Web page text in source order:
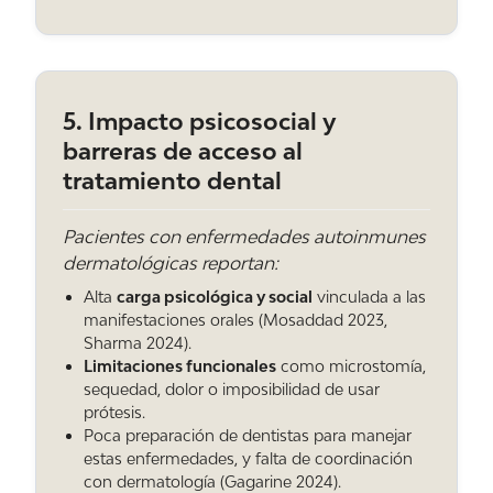
boca?
Mucho. El estrés baja defensas, empeora la
inflamación y hace que descuidemos la
el liquen plano oral, los brotes coinciden a
menudo con épocas de estrés intenso.
¿Y el tabaco?
Es uno de los peores enemigos en común.
Empeora la psoriasis, dispara la periodontitis,
retrasa la cicatrización de cualquier lesión de la
mucosa y reduce la eficacia de los
tratamientos.
5. Impacto psicosocial y
barreras de acceso al
tratamiento dental
Pacientes con enfermedades autoinmunes
dermatológicas reportan:
Altacarga psicológica y social vinculada a las
manifestaciones orales (Mosaddad 2023,
Sharma 2024).
Limitaciones funcionales como microstomía,
sequedad, dolor o imposibilidad de usar
prótesis.
Poca preparación de dentistas para manejar
estas enfermedades, y falta de coordinación
con dermatología (Gagarine 2024).